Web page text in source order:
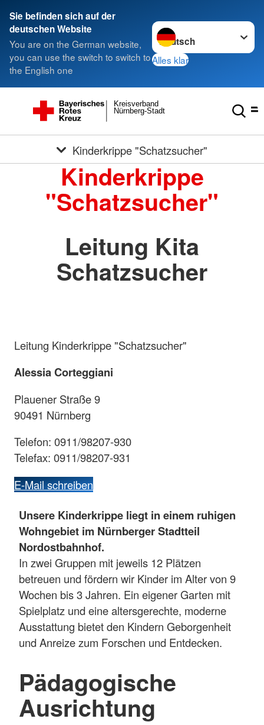
Sie befinden sich auf der
deutschen Website
You are on the German website,
you can use the switch to switch to
the English one
Sprache wechseln zu
Alles klar
Nürnberg-Stadt
Kreisverband
Kinderkrippe "Schatzsucher"
Kinderkrippe
"Schatzsucher"
Leitung Kita
Schatzsucher
Leitung Kinderkrippe "Schatzsucher"
Alessia Corteggiani
Plauener Straße 9
90491 Nürnberg
Telefon: 0911/98207-930
Telefax: 0911/98207-931
E-Mail schreiben
Unsere Kinderkrippe liegt in einem ruhigen
Wohngebiet im Nürnberger Stadtteil
Nordostbahnhof.
In zwei Gruppen mit jeweils 12 Plätzen
betreuen und fördern wir Kinder im Alter von 9
Wochen bis 3 Jahren. Ein eigener Garten mit
Spielplatz und eine altersgerechte, moderne
Ausstattung bietet den Kindern Geborgenheit
und Anreize zum Forschen und Entdecken.
Pädagogische
Ausrichtung